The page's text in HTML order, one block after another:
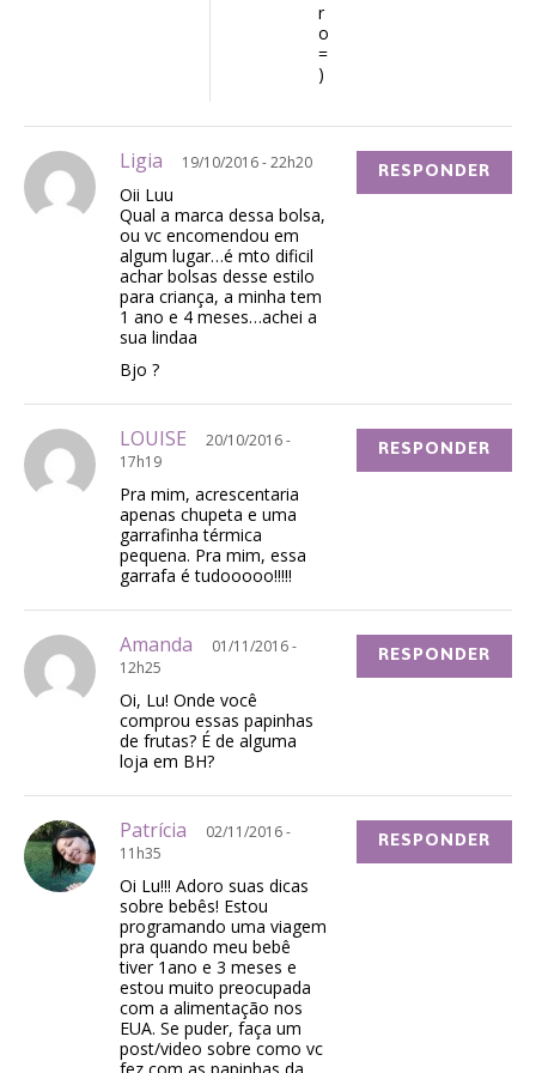
r
o
=
)
Ligia 19/10/2016 - 22h20
Oii Luu
Qual a marca dessa bolsa,
ou vc encomendou em
algum lugar…é mto dificil
achar bolsas desse estilo
para criança, a minha tem
1 ano e 4 meses…achei a
sua lindaa
Bjo ?
RESPONDER
LOUISE
20/10/2016 -
17h19
Pra mim, acrescentaria
apenas chupeta e uma
garrafinha térmica
pequena. Pra mim, essa
garrafa é tudooooo!!!!!
RESPONDER
Amanda
01/11/2016 -
12h25
Oi, Lu! Onde você
comprou essas papinhas
de frutas? É de alguma
loja em BH?
RESPONDER
Patrícia
02/11/2016 -
11h35
Oi Lu!!! Adoro suas dicas
sobre bebês! Estou
programando uma viagem
pra quando meu bebê
tiver 1ano e 3 meses e
estou muito preocupada
com a alimentação nos
EUA. Se puder, faça um
post/video sobre como vc
RESPONDER